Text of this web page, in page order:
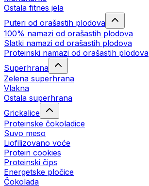
Ostala fitnes jela
Puteri od orašastih plodova
100% namazi od orašastih plodova
Slatki namazi od orašastih plodova
Proteinski namazi od orašastih plodova
Superhrana
Zelena superhrana
Vlakna
Ostala superhrana
Grickalice
Proteinske čokoladice
Suvo meso
Liofilizovano voće
Protein cookies
Proteinski čips
Energetske pločice
Čokolada